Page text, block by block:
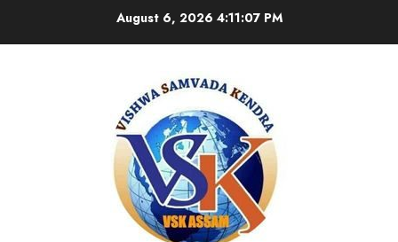
August 6, 2026 4:11:08 PM